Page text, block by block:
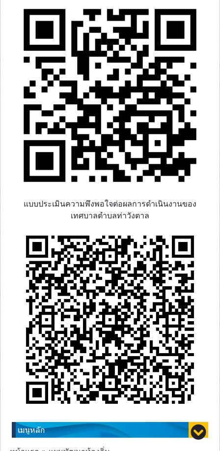
แบบประเมินความพึงพอใจต่อผลการดำเนินงานของ
เทศบาลตำบลท่าวังตาล
เมนูหลัก